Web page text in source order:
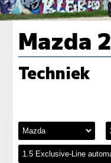
Mazda 2
Techniek